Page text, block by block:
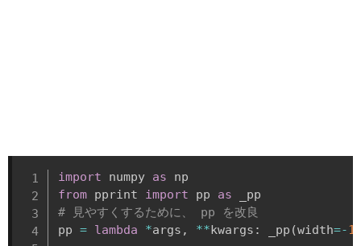
import numpy as
from pprint import pp as
# 見やすくするために、 pp を改良
pp = lambda *args , **kwargs : _pp (width=-1